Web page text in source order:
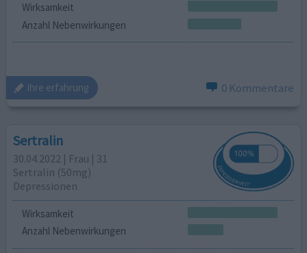
Wirksamkeit
Anzahl Nebenwirkungen
ihre erfahrung 0 Kommentare
Sertralin
30.04.2022 | Frau | 31
Sertralin (50mg)
Depressionen
Wirksamkeit
Anzahl Nebenwirkungen